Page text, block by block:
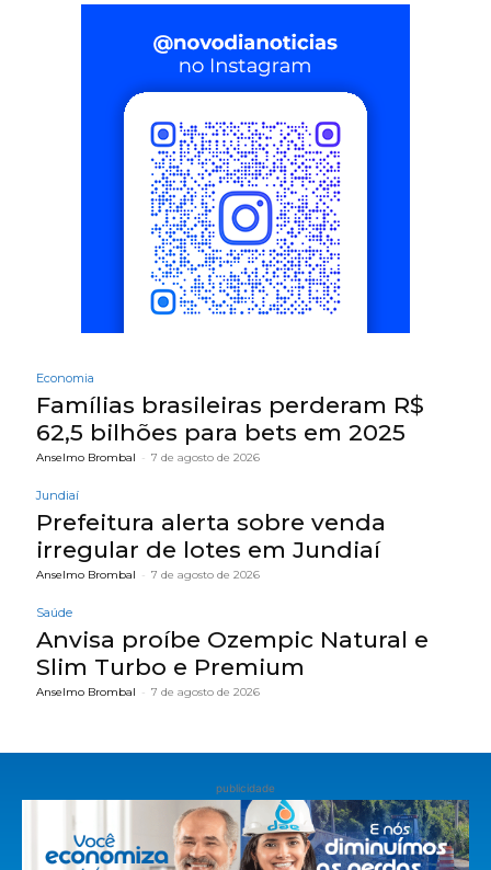
Economia
Famílias brasileiras perderam R$
62,5 bilhões para bets em 2025
Anselmo Brombal - 7 de agosto de 2026
Jundiaí
Prefeitura alerta sobre venda
irregular de lotes em Jundiaí
Anselmo Brombal - 7 de agosto de 2026
Saúde
Anvisa proíbe Ozempic Natural e
Slim Turbo e Premium
Anselmo Brombal - 7 de agosto de 2026
publicidade